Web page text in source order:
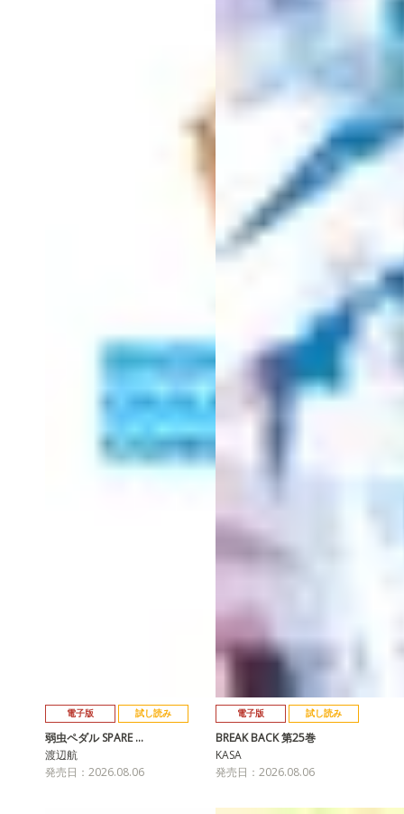
電子版 試し読み
弱虫ペダル SPARE …
渡辺航
発売日：2026.08.06
電子版 試し読み
BREAK BACK 第25巻
KASA
発売日：2026.08.06